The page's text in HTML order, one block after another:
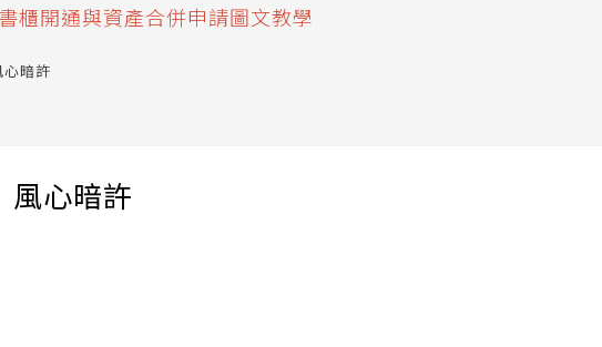
櫃開通與資產合併申請圖文教學
併與書櫃開通申請
心暗許
風心暗許